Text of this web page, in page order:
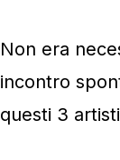
Non era
incontro
questi 3